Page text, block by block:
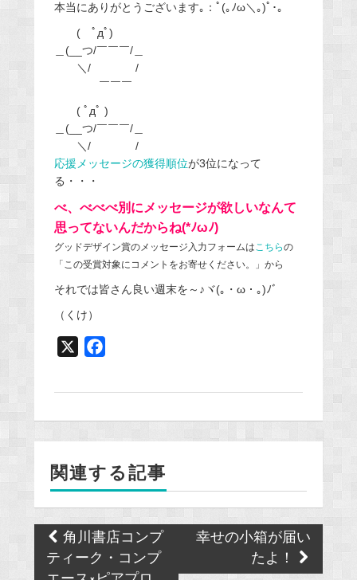
本当にありがとうございます｡：ﾟ(｡ﾉω＼｡)ﾟ･｡
( ﾟдﾟ)
＿(__つ/￣￣￣/＿
＼/ /
￣￣￣
( ﾟдﾟ )
＿(__つ/￣￣￣/＿
＼/ /
応援メッセージの獲得順位が3位になって
る・・・
べ、べべべ別にメッセージが欲しいなんて
思ってないんだからね(*ﾉωﾉ)
グッドデザイン賞のメッセージ入力フォームはこちらの
「この受賞対象にコメントをお寄せください。」から
それでは皆さん良い週末を～♪ヾ(｡・ω・｡)ﾉﾞ
（くけ）
o
k
関連する記事
Post
navigation
角川書店コンプ
ティーク・コンプ
幸せの小箱が届い
たよ！